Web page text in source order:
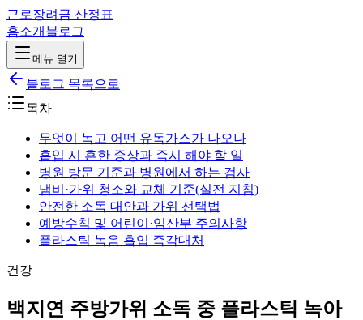
근로장려금 산정표
홈소개 블로그
메뉴 열기
블로그 목록으로
목차
무엇이 녹고 어떤 유독가스가 나오나
흡입 시 흔한 증상과 즉시 해야 할 일
병원 방문 기준과 병원에서 하는 검사
냄비·가위 청소와 교체 기준(실전 지침)
안전한 소독 대안과 가위 선택법
예방수칙 및 어린이·임산부 주의사항
플라스틱 녹음 흡입 즉각대처
건강
백지연 주방가위 소독 중 플라스틱 녹아